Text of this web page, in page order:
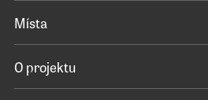
Místa
O projektu